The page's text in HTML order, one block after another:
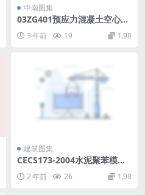
中南图集
03ZG401预应力混凝土空心板.
3 年前 19 1.98
建筑图集
CECS173-2004水泥聚苯模壳
格构式混凝土墙体住宅技术规
程.rar
2 年前 26 1.98